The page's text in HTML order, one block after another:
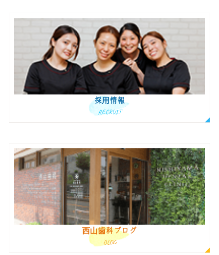
採用情報
RECRUIT
西山歯科ブログ
BLOG